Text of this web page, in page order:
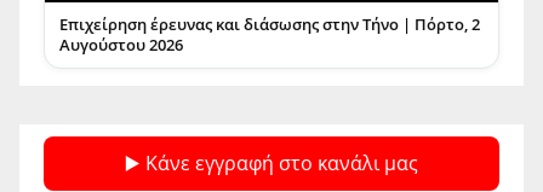
Επιχείρηση έρευνας και διάσωσης στην Τήνο | Πόρτο, 2
Αυγούστου 2026
▶️ Κάνε εγγραφή στο κανάλι μας